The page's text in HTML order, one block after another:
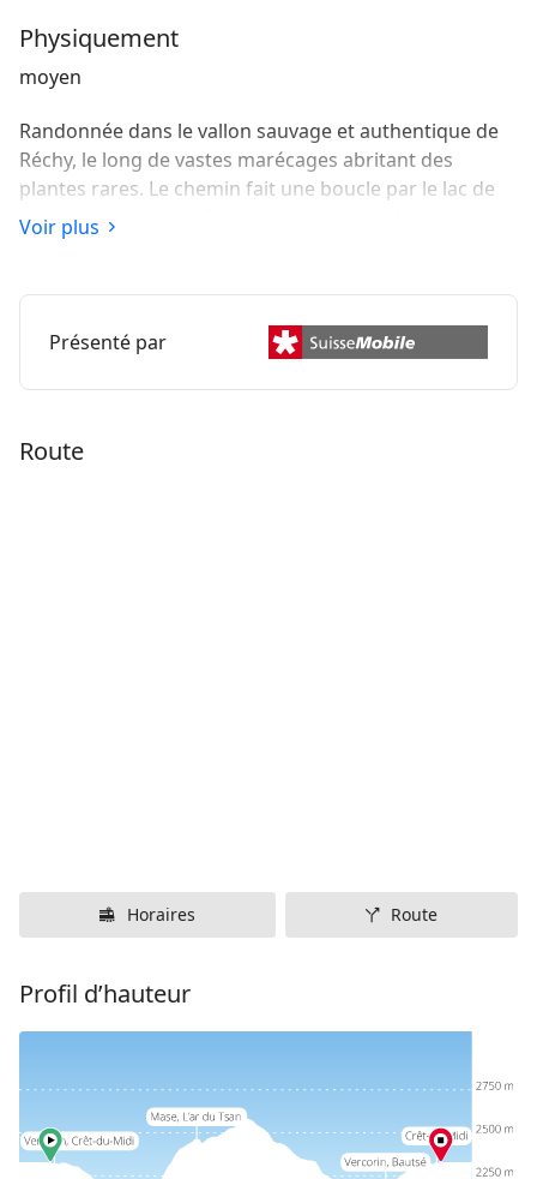
Physiquement
moyen
Randonnée dans le vallon sauvage et authentique de
Réchy, le long de vastes marécages abritant des
plantes rares. Le chemin fait une boucle par le lac de
montagne du Louché, qui attire souvent des animaux
sauvages. Le Crêt du Midi, que vous rejoindrez en
randonnée.
Voir plus
Présenté par
Route
Horaires Route
Profil d’hauteur